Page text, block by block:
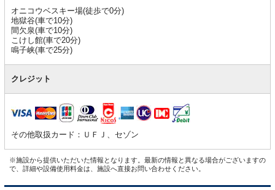
オニコウベスキー場(徒歩で0分)
地獄谷(車で10分)
間欠泉(車で10分)
こけし館(車で20分)
鳴子峡(車で25分)
クレジット
その他取扱カード：ＵＦＪ、セゾン
※施設から提供いただいた情報となります。最新の情報と異なる場合がございますの
で、詳細や設備使用料金は、施設へ直接お問い合わせください。